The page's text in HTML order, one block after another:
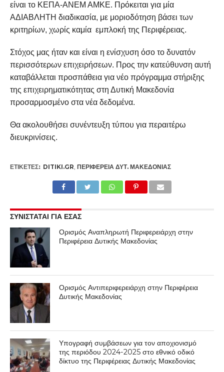
είναι το ΚΕΠΑ-ΑΝΕΜ ΑΜΚΕ. Πρόκειται για μία
ΑΔΙΑΒΛΗΤΗ διαδικασία, με μοριοδότηση βάσει των
κριτηρίων, χωρίς καμία εμπλοκή της Περιφέρειας.
Στόχος μας ήταν και είναι η ενίσχυση όσο το δυνατόν
περισσότερων επιχειρήσεων. Προς την κατεύθυνση αυτή
καταβάλλεται προσπάθεια για νέο πρόγραμμα στήριξης
της επιχειρηματικότητας στη Δυτική Μακεδονία
προσαρμοσμένο στα νέα δεδομένα.
Θα ακολουθήσει συνέντευξη τύπου για περαιτέρω
διευκρινίσεις.
ΕΤΙΚΕΤΕΣ: DITIKI.GR, ΠΕΡΙΦΈΡΕΙΑ ΔΥΤ. ΜΑΚΕΔΟΝΊΑΣ
ΣΥΝΙΣΤΑΤΑΙ ΓΙΑ ΕΣΑΣ
Ορισμός Αναπληρωτή Περιφερειάρχη στην
Περιφέρεια Δυτικής Μακεδονίας
Ορισμός Αντιπεριφερειάρχη στην Περιφέρεια
Δυτικής Μακεδονίας
Υπογραφή συμβάσεων για τον αποχιονισμό
της περιόδου 2024-2025 στο εθνικό οδικό
δίκτυο της Περιφέρειας Δυτικής Μακεδονίας